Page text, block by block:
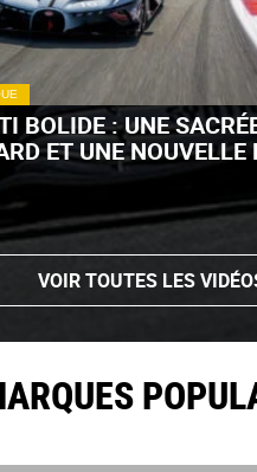
BOLIDE : UNE
ET UNE NOUVELLE
VOIR TOUTES LES